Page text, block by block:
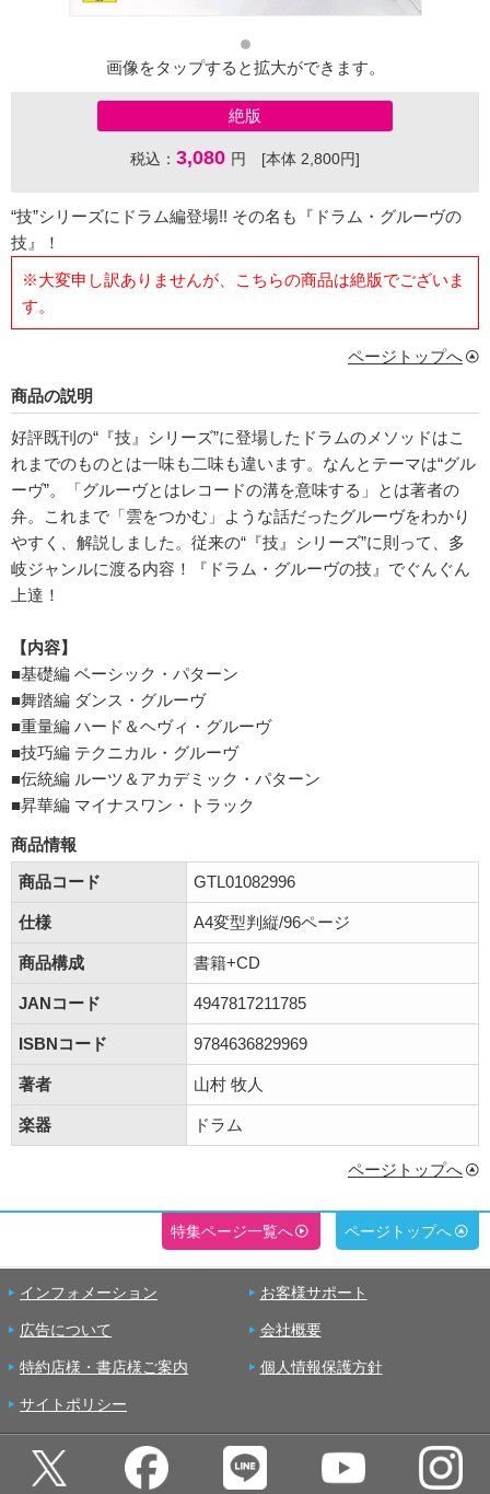
画像をタップすると拡大ができます。
絶版
税込： 3,080 円 [本体 2,800円]
“技”シリーズにドラム編登場!! その名も『ドラム・グルーヴの
技』！
※大変申し訳ありませんが、こちらの商品は絶版でございま
す。
ページトップへ
商品の説明
好評既刊の“『技』シリーズ”に登場したドラムのメソッドはこ
れまでのものとは一味も二味も違います。なんとテーマは“グル
ーヴ”。「グルーヴとはレコードの溝を意味する」とは著者の
弁。これまで「雲をつかむ」ような話だったグルーヴをわかり
やすく、解説しました。従来の“『技』シリーズ”に則って、多
岐ジャンルに渡る内容！『ドラム・グルーヴの技』でぐんぐん
上達！
【内容】
■基礎編 ベーシック・パターン
■舞踏編 ダンス・グルーヴ
■重量編 ハード＆ヘヴィ・グルーヴ
■技巧編 テクニカル・グルーヴ
■伝統編 ルーツ＆アカデミック・パターン
■昇華編 マイナスワン・トラック
商品情報
商品コード
GTL01082996
仕様 A4変型判縦/96ページ
商品構成 書籍+CD
JANコード 4947817211785
ISBNコード 9784636829969
著者 山村 牧人
楽器 ドラム
ページトップへ
特集ページ一覧へ ページトップへ
インフォメーション お客様サポート
広告について 会社概要
特約店様・書店様ご案内 個人情報保護方針
サイトポリシー